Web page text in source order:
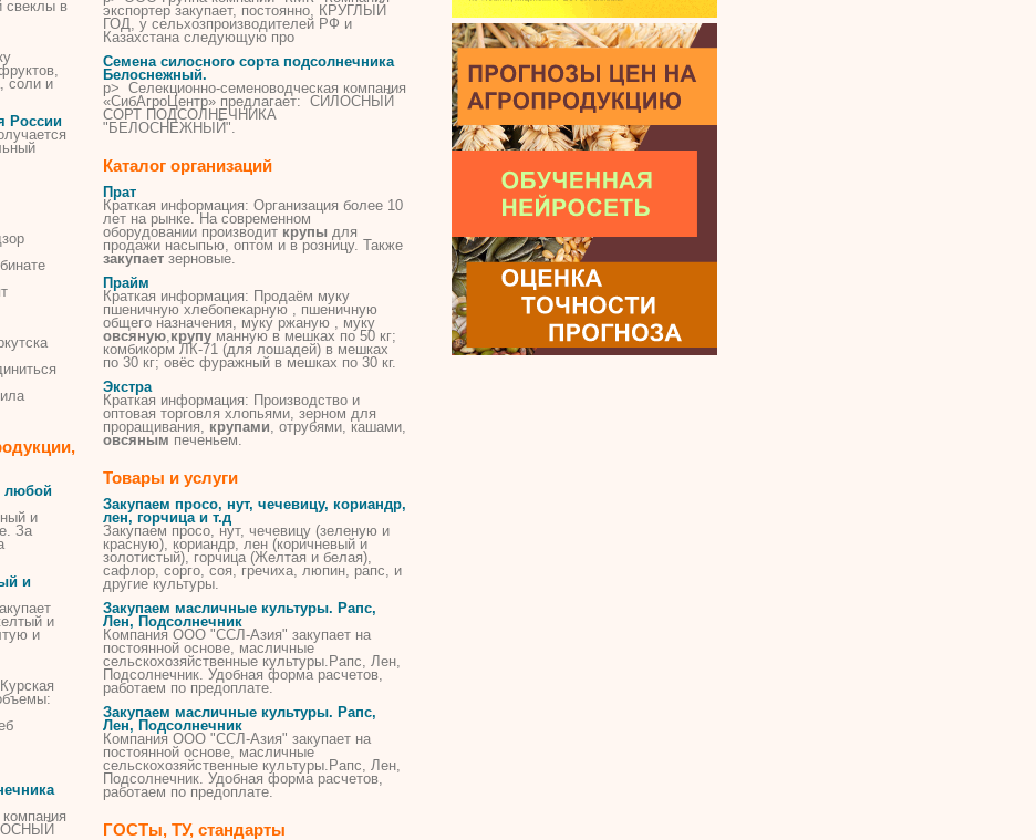
свеклы в
соли и
России
любой
и
За
и
и
и
экспортер закупает, постоянно, КРУГЛЫЙ
ГОД, у сельхозпроизводителей РФ и
Казахстана следующую про
Семена силосного сорта подсолнечника
Белоснежный.
p> Селекционно-семеноводческая компания
«СибАгроЦентр» предлагает: СИЛОСНЫЙ
СОРТ ПОДСОЛНЕЧНИКА
"БЕЛОСНЕЖНЫЙ".
Каталог организаций
Прат
Краткая информация: Организация более 10
лет на рынке. На современном
оборудовании производит крупы для
продажи насыпью, оптом и в розницу. Также
закупает зерновые.
Прайм
Краткая информация: Продаём муку
пшеничную хлебопекарную , пшеничную
общего назначения, муку ржаную , муку
овсяную,крупу манную в мешках по 50 кг;
комбикорм ЛК-71 (для лошадей) в мешках
по 30 кг; овёс фуражный в мешках по 30 кг.
Экстра
Краткая информация: Производство и
оптовая торговля хлопьями, зерном для
проращивания, крупами, отрубями, кашами,
овсяным печеньем.
Товары и услуги
Закупаем просо, нут, чечевицу, кориандр,
лен, горчица и т.д
Закупаем просо, нут, чечевицу (зеленую и
красную), кориандр, лен (коричневый и
золотистый), горчица (Желтая и белая),
сафлор, сорго, соя, гречиха, люпин, рапс, и
другие культуры.
Закупаем масличные культуры. Рапс,
Лен, Подсолнечник
Компания ООО "ССЛ-Азия" закупает на
постоянной основе, масличные
сельскохозяйственные культуры.Рапс, Лен,
Подсолнечник. Удобная форма расчетов,
работаем по предоплате.
Закупаем масличные культуры. Рапс,
Лен, Подсолнечник
Компания ООО "ССЛ-Азия" закупает на
постоянной основе, масличные
сельскохозяйственные культуры.Рапс, Лен,
Подсолнечник. Удобная форма расчетов,
работаем по предоплате.
ГОСТы, ТУ, стандарты